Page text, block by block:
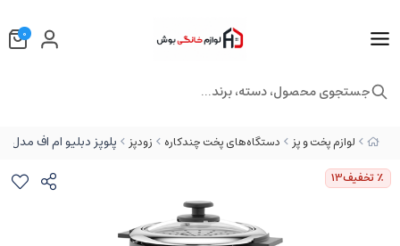
لوازم پخت و پز دستگاه‌های پخت چندکاره زودپز پلوپز دبلیو ام اف مدل WMF KITCHENminis
٪ تخفیف13
0
جستجوی محصول، دسته، برند...